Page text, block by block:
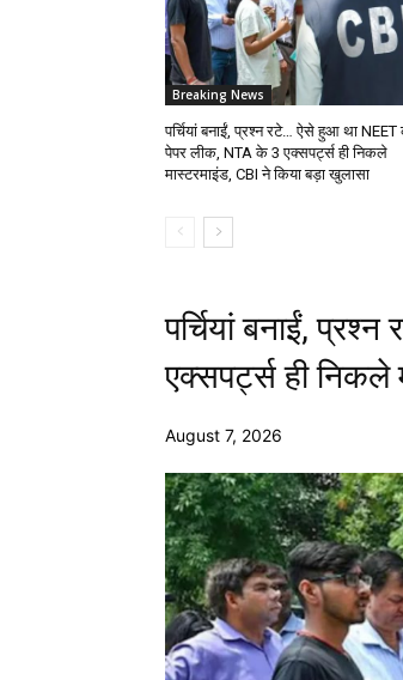
Breaking News
पर्चियां बनाईं, प्रश्न रटे… ऐसे हुआ था NEET
पेपर लीक, NTA के 3 एक्सपर्ट्स ही निकले
मास्टरमाइंड, CBI ने किया बड़ा खुलासा
पर्चियां बनाईं,
एक्सपर्ट्स ही निकले
August 7, 2026